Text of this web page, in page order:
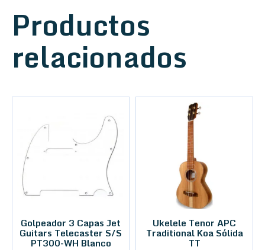
Productos
relacionados
Golpeador 3 Capas Jet
Guitars Telecaster S/S
PT300-WH Blanco
Ukelele Tenor APC
Traditional Koa Sólida
TT